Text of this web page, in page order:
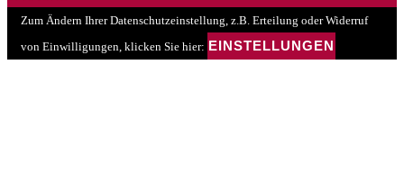
Zum Ändern Ihrer Datenschutzeinstellung, z.B. Erteilung oder Widerruf
von Einwilligungen, klicken Sie hier: EINSTELLUNGEN